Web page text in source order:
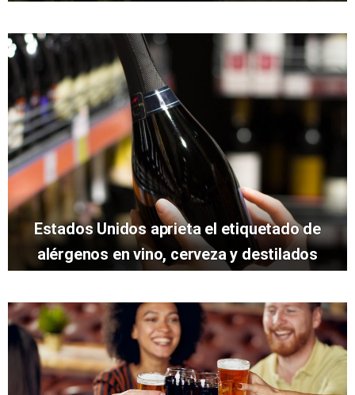
Estados Unidos aprieta el etiquetado de
alérgenos en vino, cerveza y destilados